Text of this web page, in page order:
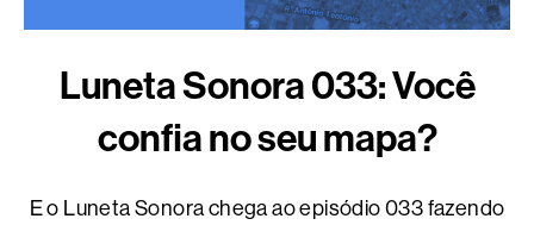
Luneta Sonora 033: Você
confia no seu mapa?
E o Luneta Sonora chega ao episódio 033 fazendo